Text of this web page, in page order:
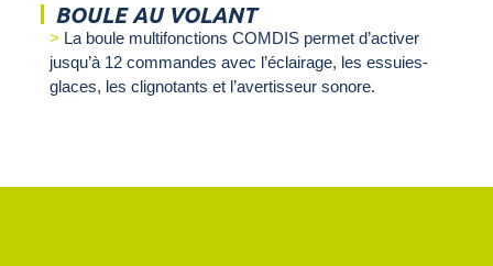
BOULE AU VOLANT
La boule multifonctions COMDIS permet d’activer
jusqu’à 12 commandes avec l’éclairage, les essuies-
glaces, les clignotants et l’avertisseur sonore.